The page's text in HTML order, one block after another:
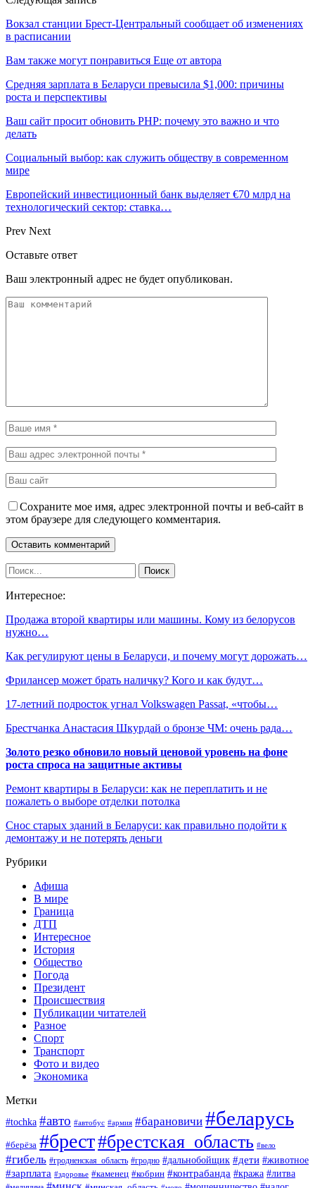
Вокзал станции Брест-Центральный сообщает об изменениях
в расписании
Вам также могут понравиться Еще от автора
Средняя зарплата в Беларуси превысила $1,000: причины
роста и перспективы
Ваш сайт просит обновить PHP: почему это важно и что
делать
Социальный выбор: как служить обществу в современном
мире
Европейский инвестиционный банк выделяет €70 млрд на
технологический сектор: ставка…
Prev Next
Оставьте ответ
Ваш электронный адрес не будет опубликован.
Сохраните мое имя, адрес электронной почты и веб-сайт в
этом браузере для следующего комментария.
Интересное:
Продажа второй квартиры или машины. Кому из белорусов
нужно…
Как регулируют цены в Беларуси, и почему могут дорожать…
Фрилансер может брать наличку? Кого и как будут…
17-летний подросток угнал Volkswagen Passat, «чтобы…
Брестчанка Анастасия Шкурдай о бронзе ЧМ: очень рада…
Золото резко обновило новый ценовой уровень на фоне
роста спроса на защитные активы
Ремонт квартиры в Беларуси: как не переплатить и не
пожалеть о выборе отделки потолка
Снос старых зданий в Беларуси: как правильно подойти к
демонтажу и не потерять деньги
Рубрики
Афиша
В мире
Граница
ДТП
Интересное
История
Общество
Погода
Президент
Происшествия
Публикации читателей
Разное
Спорт
Транспорт
Фото и видео
Экономика
Метки
#tochka #авто #автобус #армия #барановичи #беларусь
#берёза #брест#брестская_область #вело
#гибель #гродненская_область #гродно #дальнобойщик #дети #животное
#зарплата #здоровье #каменец #кобрин #контрабанда #кража #литва